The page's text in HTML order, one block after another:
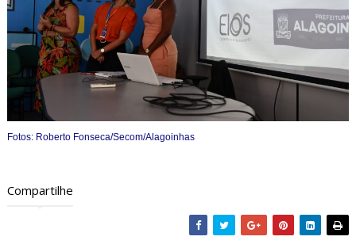
Fotos: Roberto Fonseca/Secom/Alagoinhas
Compartilhe